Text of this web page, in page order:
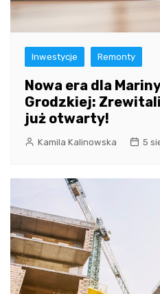
Inwestycje Remonty
Nowa era dla
Grodzkiej:
już otwarty!
Kamila Kalinowska 5